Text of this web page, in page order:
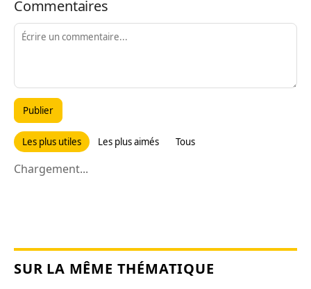
Commentaires
Publier
Les plus utiles Les plus aimés Tous
Chargement...
SUR LA MÊME THÉMATIQUE